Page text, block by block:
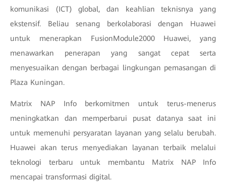
komunikasi (ICT) global, dan keahlian teknisnya yang
ekstensif. Beliau senang berkolaborasi dengan Huawei
untuk menerapkan FusionModule2000 Huawei, yang
menawarkan penerapan yang sangat cepat serta
menyesuaikan dengan berbagai lingkungan pemasangan di
Plaza Kuningan.
Matrix NAP Info berkomitmen untuk terus-menerus
meningkatkan dan memperbarui pusat datanya saat ini
untuk memenuhi persyaratan layanan yang selalu berubah.
Huawei akan terus menyediakan layanan terbaik melalui
teknologi terbaru untuk membantu Matrix NAP Info
mencapai transformasi digital.